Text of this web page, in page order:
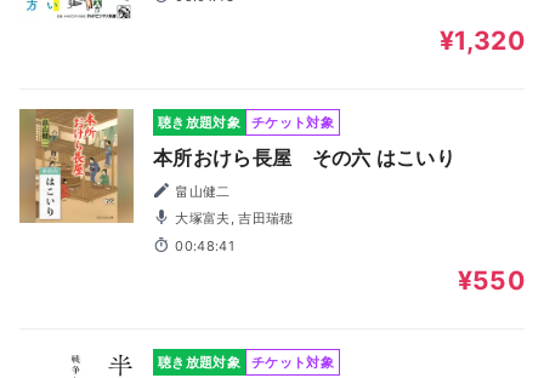
¥1,320
聴き放題対象 チケット対象
本所おけら長屋 その六 はこいり
畠山健二
大塚富夫, 吉田瑞穂
00:48:41
¥550
聴き放題対象 チケット対象